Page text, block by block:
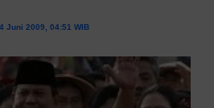
Juni 2009, 04:51 WIB